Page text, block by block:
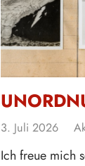
3. Juli 2026
Ich freue mich